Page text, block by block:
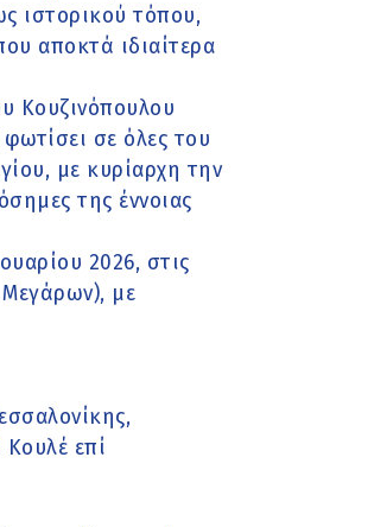
ιστορικού τόπου,
αποκτά ιδιαίτερα
Κουζινόπουλου
σε όλες του
με κυρίαρχη την
της έννοιας
2026, στις
με
Κουλέ επί